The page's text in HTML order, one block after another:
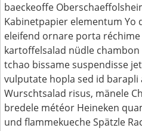
baeckeoffe
Kabinetpapier elementum Yo
eleifend ornare porta réchime
kartoffelsalad nüdle
tchao bissame suspendisse
vulputate hopla sed id barapli
Wurschtsalad risus, mänele
bredele météor Heineken
und flammekueche Spätzle